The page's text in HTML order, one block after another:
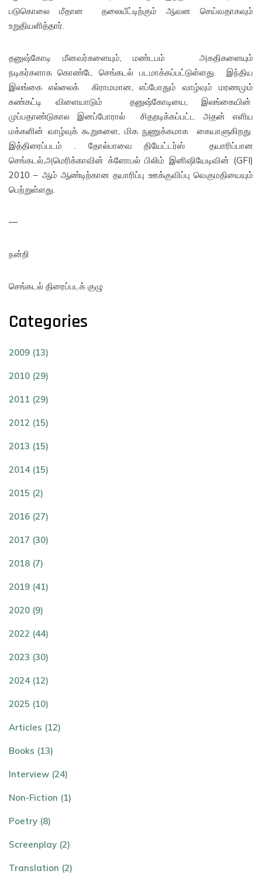
படுகொலை மீதான தலையீட்டிற்கும் ஆவன செய்வதாகவும்
உறுதியளித்தார்.
தனுஷ்கோடி மீனவர்களையும், மண்டபம் அகதிகளையும்
நடிகர்களாக கொண்டே செங்கடல் படமாக்கப்பட்டுள்ளது. இந்திய
இலங்கை எல்லைக் கிராமமான, எப்போதும் வாழ்வும் மரணமும்
கண்கட்டி விளையாடும் தனுஷ்கோடியை, இலங்கையின்
முப்பதாண்டுகால இனப்போரால் சிதறடிக்கப்பட்ட அதன் எளிய
மக்களின் வாழ்வுக் கூறுகளை, மிக நுணுக்கமாக கையாளுகிறது
இத்திரைப்படம் . தோல்பாவை தியேட்டர்ஸ் தயாரிப்பான
செங்கடல்,அமெரிக்காவின் க்ளோபல் பிலிம் இனிஷியேடிவின் (GFI)
2010 – ஆம் ஆண்டிற்கான தயாரிப்பு ஊக்குவிப்பு வெகுமதியையும்
பெற்றுள்ளது.
—
நன்றி
செங்கடல் திரைப்படக் குழு
Categories
2009 (13)
2010 (29)
2011 (29)
2012 (15)
2013 (15)
2014 (15)
2015 (2)
2016 (27)
2017 (30)
2018 (7)
2019 (41)
2020 (9)
2022 (44)
2023 (30)
2024 (12)
2025 (10)
Articles (12)
Books (13)
Interview (24)
Non-Fiction (1)
Poetry (8)
Screenplay (2)
Translation (2)